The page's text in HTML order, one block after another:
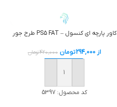
کاور پارچه ای کنسول – PS5 FAT طرح جور
از294,000تومان 420,000تومان
افزودن به سبد خرید
کد محصول: 5397